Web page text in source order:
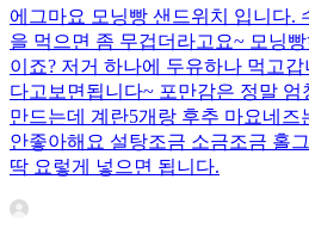
에그마요 모닝빵 샌드위치 입니다.
을 먹으면 좀 무겁더라고요~ 모닝
이죠? 저거 하나에 두유하나 먹고
다고보면됩니다~ 포만감은 정말 엄
만드는데 계란5개랑 후추 마요네즈
안좋아해요 설탕조금 소금조금 홀
딱 요렇게 넣으면 됩니다.